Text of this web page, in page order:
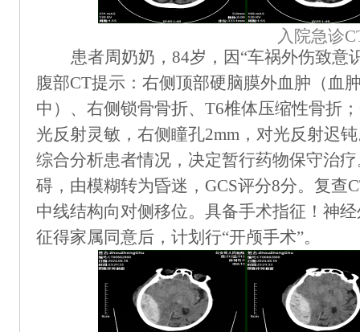
入院急诊
患者周奶奶， 84岁，因“车祸外伤致意
腹部CT提示 ： 右侧顶部硬脑膜外血肿（血
中）、右侧锁骨骨折、T6椎体压缩性骨折
光反射灵敏，右侧瞳孔2mm，对光反射迟钝
综合分析患者情况，决定暂行药物保守治疗
碍， 由模糊转为昏迷， GCS评分8分。 复查
中线结构向对侧移位。 具备手术指征 ！神
征得家属同意后，计划 行“开颅手术”。